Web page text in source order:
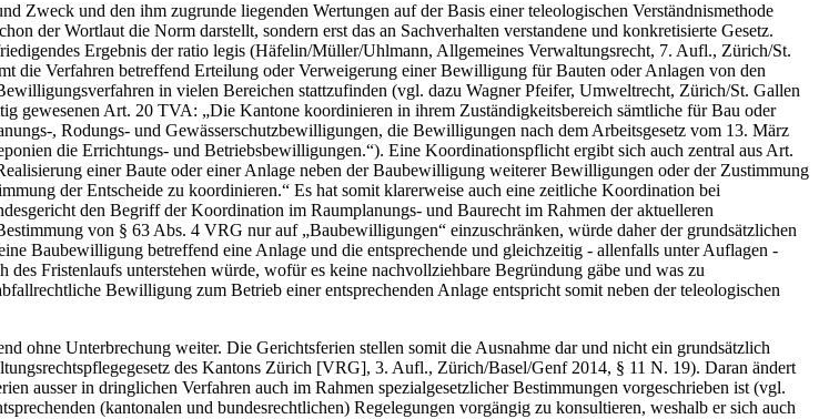
Zweck und den ihm zugrunde liegenden Wertungen auf der Basis einer teleologischen Verständnismethode
der Wortlaut die Norm darstellt, sondern erst das an Sachverhalten verstandene und konkretisierte Gesetz.
Ergebnis der ratio legis (Häfelin/Müller/Uhlmann, Allgemeines Verwaltungsrecht, 7. Aufl., Zürich/St.
Verfahren betreffend Erteilung oder Verweigerung einer Bewilligung für Bauten oder Anlagen von den
in vielen Bereichen stattzufinden (vgl. dazu Wagner Pfeifer, Umweltrecht, Zürich/St. Gallen
gewesenen Art. 20 TVA: „Die Kantone koordinieren in ihrem Zuständigkeitsbereich sämtliche für Bau oder
, Rodungs- und Gewässerschutzbewilligungen, die Bewilligungen nach dem Arbeitsgesetz vom 13. März
die Errichtungs- und Betriebsbewilligungen.“). Eine Koordinationspflicht ergibt sich auch zentral aus Art.
einer Baute oder einer Anlage neben der Baubewilligung weiterer Bewilligungen oder der Zustimmung
der Entscheide zu koordinieren.“ Es hat somit klarerweise auch eine zeitliche Koordination bei
den Begriff der Koordination im Raumplanungs- und Baurecht im Rahmen der aktuelleren
von § 63 Abs. 4 VRG nur auf „Baubewilligungen“ einzuschränken, würde daher der grundsätzlichen
Baubewilligung betreffend eine Anlage und die entsprechende und gleichzeitig - allenfalls unter Auflagen -
Fristenlaufs unterstehen würde, wofür es keine nachvollziehbare Begründung gäbe und was zu
Bewilligung zum Betrieb einer entsprechenden Anlage entspricht somit neben der teleologischen
ohne Unterbrechung weiter. Die Gerichtsferien stellen somit die Ausnahme dar und nicht ein grundsätzlich
des Kantons Zürich [VRG], 3. Aufl., Zürich/Basel/Genf 2014, § 11 N. 19). Daran ändert
ausser in dringlichen Verfahren auch im Rahmen spezialgesetzlicher Bestimmungen vorgeschrieben ist (vgl.
(kantonalen und bundesrechtlichen) Regelegungen vorgängig zu konsultieren, weshalb er sich auch